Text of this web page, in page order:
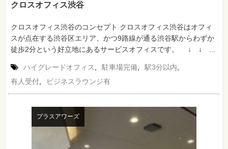
クロスオフィス渋谷
クロスオフィス渋谷のコンセプト クロスオフィス渋谷はオフィ
スが点在する渋谷区エリア、かつ9路線が通る渋谷駅からわずか
徒歩2分という好立地にあるサービスオフィスです。 ↓ ↓ ...
ハイグレードオフィス 駐車場完備 駅3分以内
有人受付
ビジネスラウンジ有
プラスアワーズ